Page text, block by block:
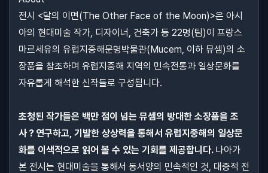
전시 <달의 이면(The Other Face of the Moon)>은 아시
아의 현대미술 작가, 디자이너, 건축가 등 22명(팀)이 프랑스
마르세유의 유럽지중해문명박물관(Mucem, 이하 뮤셈)의 소
장품을 참조하며 유럽지중해 지역의 민속전통과 일상문화를
자유롭게 해석한 신작들로 구성됩니다.
초청된 작가들은 백만 점이 넘는 뮤셈의 방대한 소장품을 조
사？연구하고, 기발한 상상력을 통해서 유럽지중해의 일상문
화를 이색적으로 읽어 볼 수 있는 기회를 제공합니다. 나아가
본 전시는 현대미술을 통해서 동서양의 민속적인 것, 대중적 전